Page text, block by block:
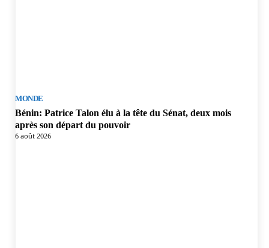
MONDE
Bénin: Patrice Talon élu à la tête du Sénat, deux mois
après son départ du pouvoir
6 août 2026